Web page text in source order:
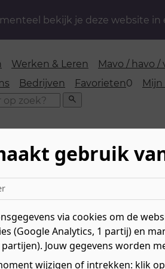
bekijk je deze website in
Werken & Leren
Mavo / havo /
Bedrijven Favorieten0
Mijn
Zoeken
hbo
naar hbo
op het hbo
gebruik
via cookies om de
(Google Analytics, 1 partij) en
Jouw gegevens worden
wijzigen of intrekken: klik